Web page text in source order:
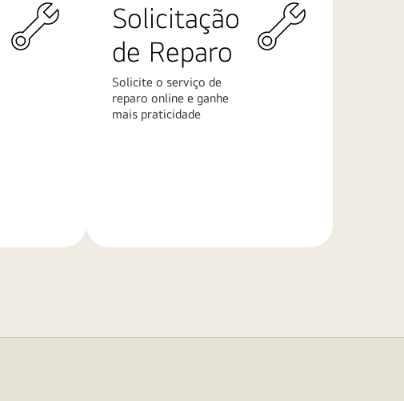
Solicitação
de Reparo
Solicite o serviço de
reparo online e ganhe
mais praticidade